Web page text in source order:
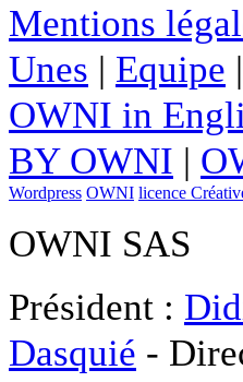
Mentions
Unes | Equipe |
OWNI in
BY OWNI |
Wordpress OWNI licence
OWNI SAS
Président :
Dasquié -